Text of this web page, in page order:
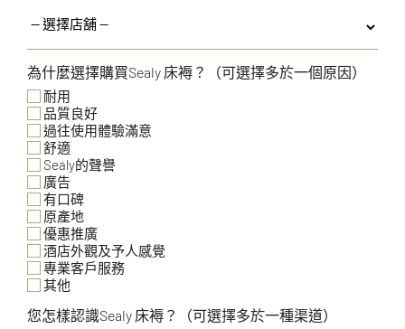
為什麼選擇購買Sealy 床褥？（可選擇多於一個原因）
耐用
品質良好
過往使用體驗滿意
舒適
Sealy的聲譽
廣告
有口碑
原產地
優惠推廣
酒店外觀及予人感覺
專業客戶服務
其他
您怎樣認識Sealy 床褥？（可選擇多於一種渠道）